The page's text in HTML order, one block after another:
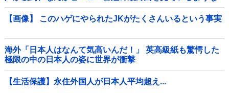
気分に……他
【画像】 このハゲにやられたJKがたくさんいるという事実
海外「日本人はなんて気高いんだ！」 英高級紙も驚愕した
極限の中の日本人の姿に世界が衝撃
【生活保護】永住外国人が日本人平均超え...